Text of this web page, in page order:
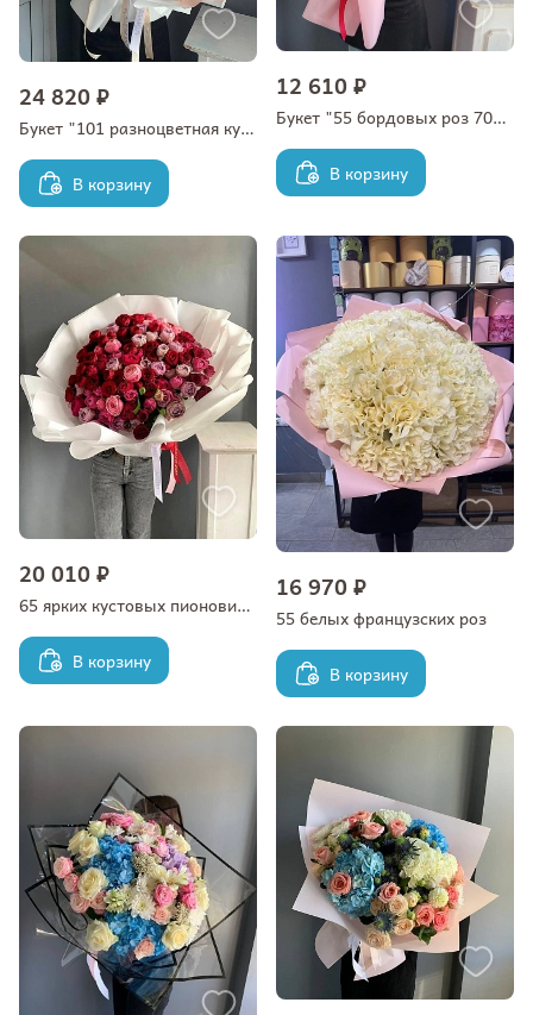
24 820 ₽
Букет "101 разноцветная кустовая роза в оформлении"
В корзину
12 610 ₽
Букет "55 бордовых роз 70/80 см в оформлении"
В корзину
20 010 ₽
65 ярких кустовых пионовидных роз
В корзину
16 970 ₽
55 белых французских роз
В корзину